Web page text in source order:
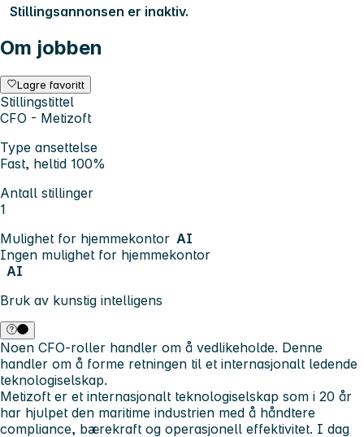
Stillingsannonsen er inaktiv.
Om jobben
Lagre favoritt
Stillingstittel
CFO - Metizoft
Type ansettelse
Fast, heltid 100%
Antall stillinger
1
Mulighet for hjemmekontor AI
Ingen mulighet for hjemmekontor
AI
Bruk av kunstig intelligens
Noen CFO-roller handler om å vedlikeholde. Denne
handler om å forme retningen til et internasjonalt ledende
teknologiselskap.
Metizoft er et internasjonalt teknologiselskap som i 20 år
har hjulpet den maritime industrien med å håndtere
compliance, bærekraft og operasjonell effektivitet. I dag